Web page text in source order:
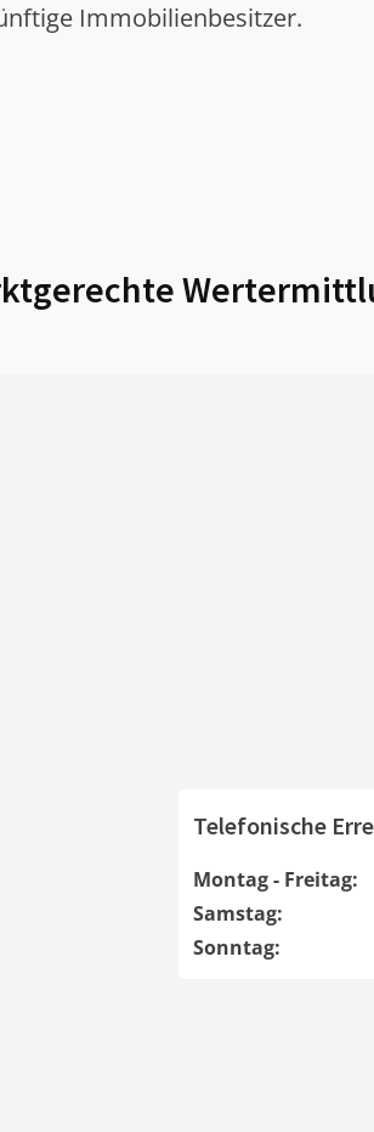
Immobilienbesitzer.
Telefonische
Montag - Freitag:
Samstag:
Sonntag: